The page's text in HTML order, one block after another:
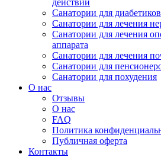
действий
Санатории для диабетиков
Санатории для лечения
Санатории для лечения
аппарата
Санатории для лечения
Санатории для
Санатории для похудения
О нас
Отзывы
О нас
FAQ
Политика
Публичная оферта
Контакты